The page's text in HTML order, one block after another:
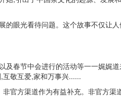
的眼光看待问题。这个故事不仅让
春节中会进行的活动等一一娓娓
敬互爱,家和万事兴......
官方渠道作为有益补充。非官方渠